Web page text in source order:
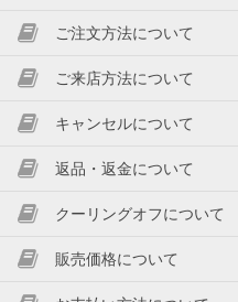
ご注文方法について
ご来店方法について
キャンセルについて
返品・返金について
クーリングオフについて
販売価格について